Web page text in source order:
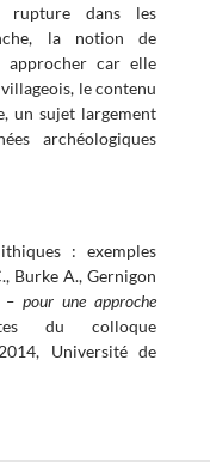
rupture dans les
la notion de
approcher car elle
le contenu
un sujet largement
archéologiques
: exemples
Burke A., Gernigon
– pour une approche
du colloque
Université de